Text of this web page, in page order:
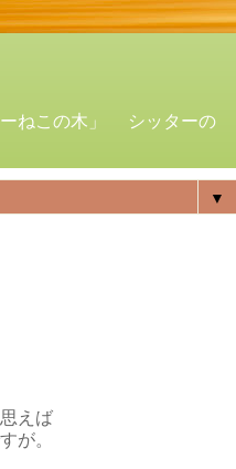
ーねこの木」 シッターの
▼
えば
が。